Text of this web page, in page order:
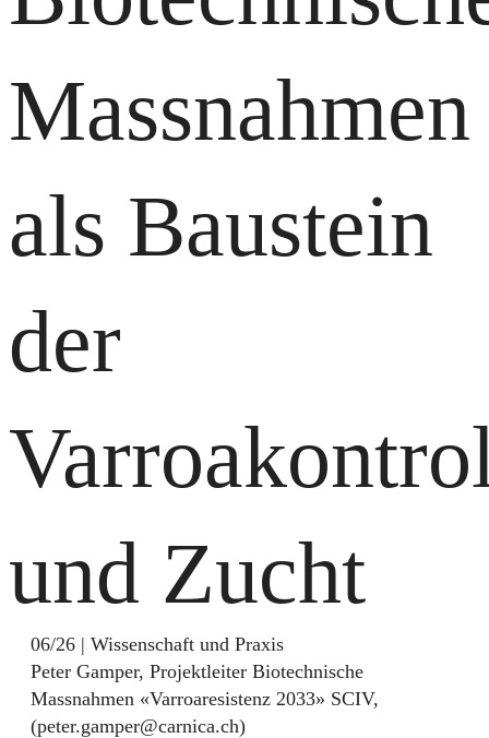
Massnahmen
als Baustein
der
und Zucht
06/26 | Wissenschaft und Praxis
Peter Gamper, Projektleiter Biotechnische
Massnahmen «Varroaresistenz 2033» SCIV,
(peter.gamper@carnica.ch)